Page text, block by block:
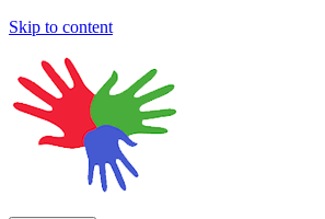
Skip to content